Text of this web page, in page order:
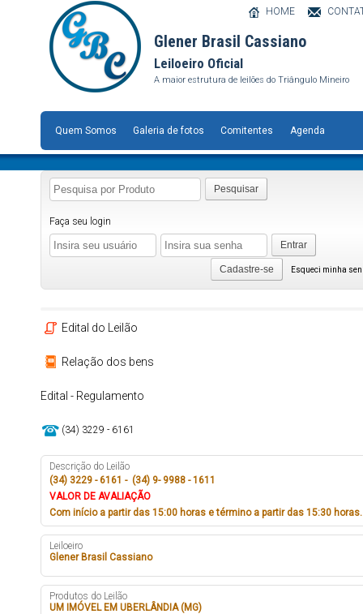
Glener Brasil Cassiano
Leiloeiro Oficial
A maior estrutura de leilões do Triângulo Mineiro
HOME
Quem Somos Galeria de fotos Comitentes Agenda
Pesquisar
Faça seu login
Entrar
Esqueci minha
Cadastre-se
Edital do Leilão
Relação dos bens
Edital - Regulamento
(34) 3229 - 6161
Descrição do Leilão
(34) 3229 - 6161 - (34) 9- 9988 - 1611
VALOR DE AVALIAÇÃO
Com início a partir das 15:00 horas e término a partir das 15:30 horas.
Leiloeiro
Glener Brasil Cassiano
Produtos do Leilão
UM IMÓVEL EM UBERLÂNDIA (MG)